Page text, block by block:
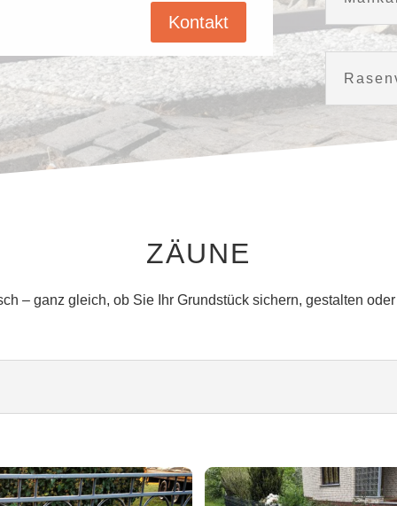
Kontakt
ZÄUNE
– ganz gleich, ob Sie Ihr Grundstück sichern, gestalten